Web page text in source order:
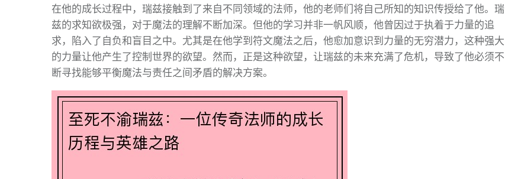
在他的成长过程中，瑞兹接触到了来自不同领域的法师，他的老师们将自己所知的知识传授给了他。瑞
兹的求知欲极强，对于魔法的理解不断加深。但他的学习并非一帆风顺，他曾因过于执着于力量的追
求，陷入了自负和盲目之中。尤其是在他学到符文魔法之后，他愈加意识到力量的无穷潜力，这种强大
的力量让他产生了控制世界的欲望。然而，正是这种欲望，让瑞兹的未来充满了危机，导致了他必须不
断寻找能够平衡魔法与责任之间矛盾的解决方案。